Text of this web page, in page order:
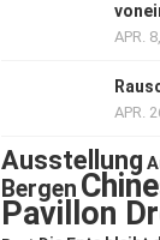
APR.
APR.
Ausstellung
Bergen
Pavillon